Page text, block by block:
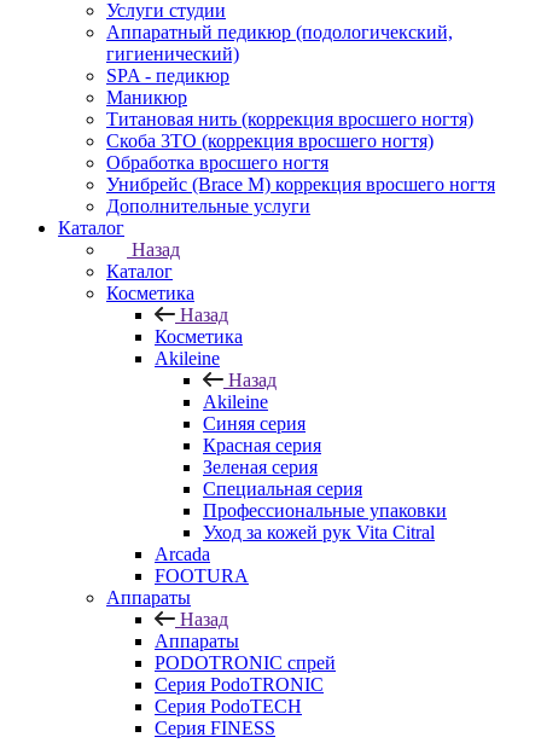
Услуги студии
Аппаратный педикюр (подологичекский,
гигиенический)
SPA - педикюр
Маникюр
Титановая нить (коррекция вросшего ногтя)
Скоба 3ТО (коррекция вросшего ногтя)
Обработка вросшего ногтя
Унибрейс (Brace M) коррекция вросшего ногтя
Дополнительные услуги
Каталог
Назад
Каталог
Косметика
Назад
Косметика
Akileine
Назад
Akileine
Синяя серия
Красная серия
Зеленая серия
Специальная серия
Профессиональные упаковки
Уход за кожей рук Vita Citral
Arcada
FOOTURA
Аппараты
Назад
Аппараты
PODOTRONIC спрей
Серия PodoTRONIC
Серия PodoTECH
Серия FINESS